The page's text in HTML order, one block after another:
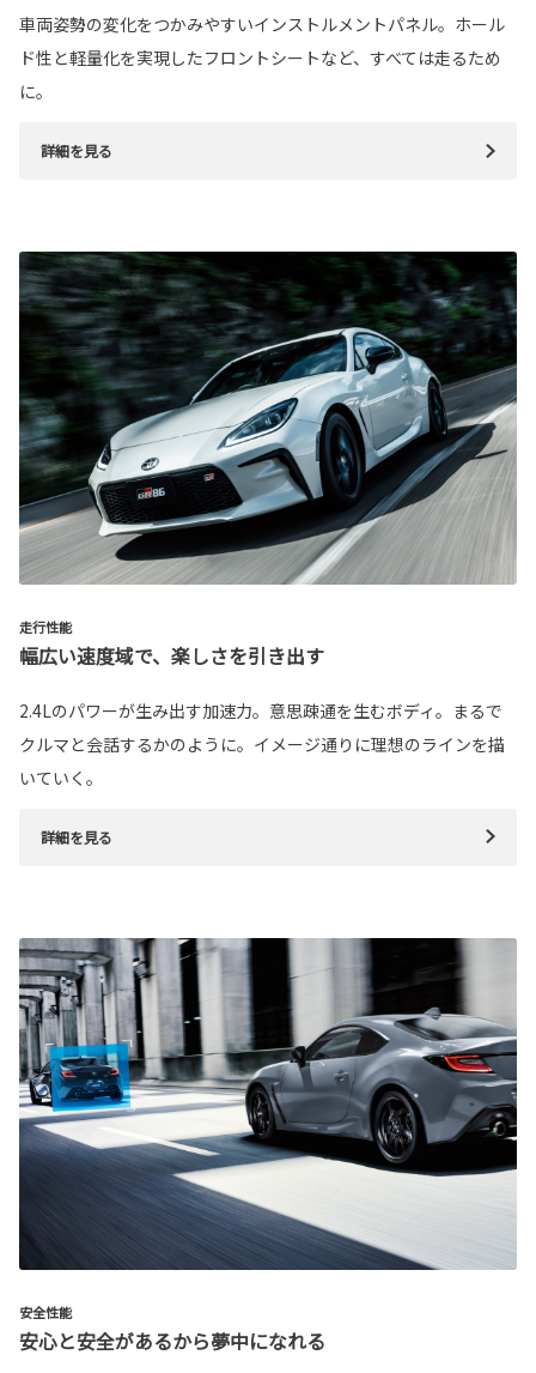
車両姿勢の変化をつかみやすいインストルメントパネル。ホール
ド性と軽量化を実現したフロントシートなど、すべては走るため
に。
詳細を見る
走行性能
幅広い速度域で、楽しさを引き出す
2.4Lのパワーが生み出す加速力。意思疎通を生むボディ。まるで
クルマと会話するかのように。イメージ通りに理想のラインを描
いていく。
詳細を見る
安全性能
安心と安全があるから夢中になれる